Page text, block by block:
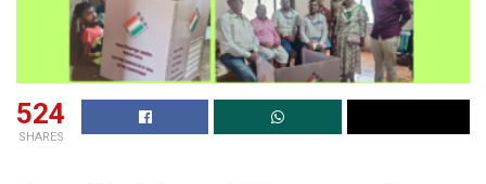
524
SHARES